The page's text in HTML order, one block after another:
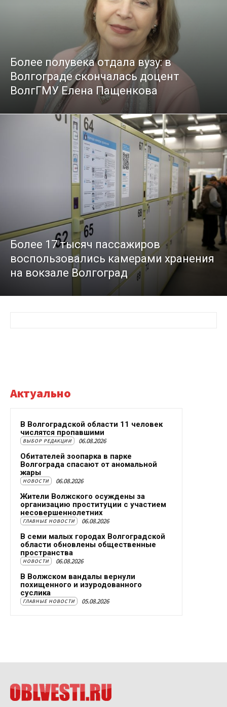
Более полувека отдала вузу: в
Волгограде скончалась доцент
ВолгГМУ Елена Пащенкова
Более 17 тысяч пассажиров
воспользовались камерами хранения
на вокзале Волгоград
Актуально
В Волгоградской области 11 человек
числятся пропавшими
ВЫБОР РЕДАКЦИИ 06.08.2026
Обитателей зоопарка в парке
Волгограда спасают от аномальной
жары
НОВОСТИ 06.08.2026
Жители Волжского осуждены за
организацию проституции с участием
несовершеннолетних
ГЛАВНЫЕ НОВОСТИ 06.08.2026
В семи малых городах Волгоградской
области обновлены общественные
пространства
НОВОСТИ 06.08.2026
В Волжском вандалы вернули
похищенного и изуродованного
суслика
ГЛАВНЫЕ НОВОСТИ 05.08.2026